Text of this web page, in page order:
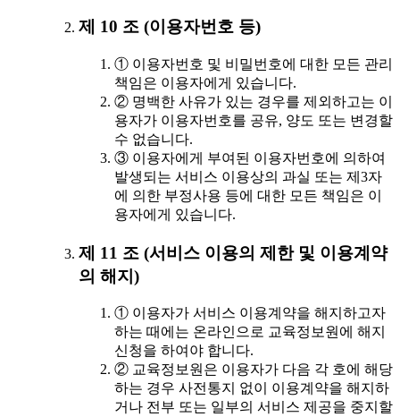
제 10 조 (이용자번호 등)
① 이용자번호 및 비밀번호에 대한 모든 관리
책임은 이용자에게 있습니다.
② 명백한 사유가 있는 경우를 제외하고는 이
용자가 이용자번호를 공유, 양도 또는 변경할
수 없습니다.
③ 이용자에게 부여된 이용자번호에 의하여
발생되는 서비스 이용상의 과실 또는 제3자
에 의한 부정사용 등에 대한 모든 책임은 이
용자에게 있습니다.
제 11 조 (서비스 이용의 제한 및 이용계약
의 해지)
① 이용자가 서비스 이용계약을 해지하고자
하는 때에는 온라인으로 교육정보원에 해지
신청을 하여야 합니다.
② 교육정보원은 이용자가 다음 각 호에 해당
하는 경우 사전통지 없이 이용계약을 해지하
거나 전부 또는 일부의 서비스 제공을 중지할